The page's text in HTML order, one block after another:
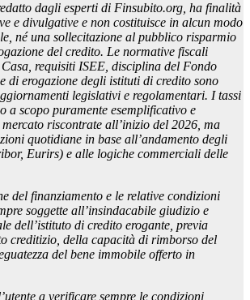
dagli esperti di Finsubito.org, ha finalità
e divulgative e non costituisce in alcun modo
né una sollecitazione al pubblico risparmio
del credito. Le normative fiscali
requisiti ISEE, disciplina del Fondo
di erogazione degli istituti di credito sono
legislativi e regolamentari. I tassi
a scopo puramente esemplificativo e
riscontrate all’inizio del 2026, ma
quotidiane in base all’andamento degli
Eurirs) e alle logiche commerciali delle
del finanziamento e le relative condizioni
soggette all’insindacabile giudizio e
dell’istituto di credito erogante, previa
creditizio, della capacità di rimborso del
del bene immobile offerto in
a verificare sempre le condizioni